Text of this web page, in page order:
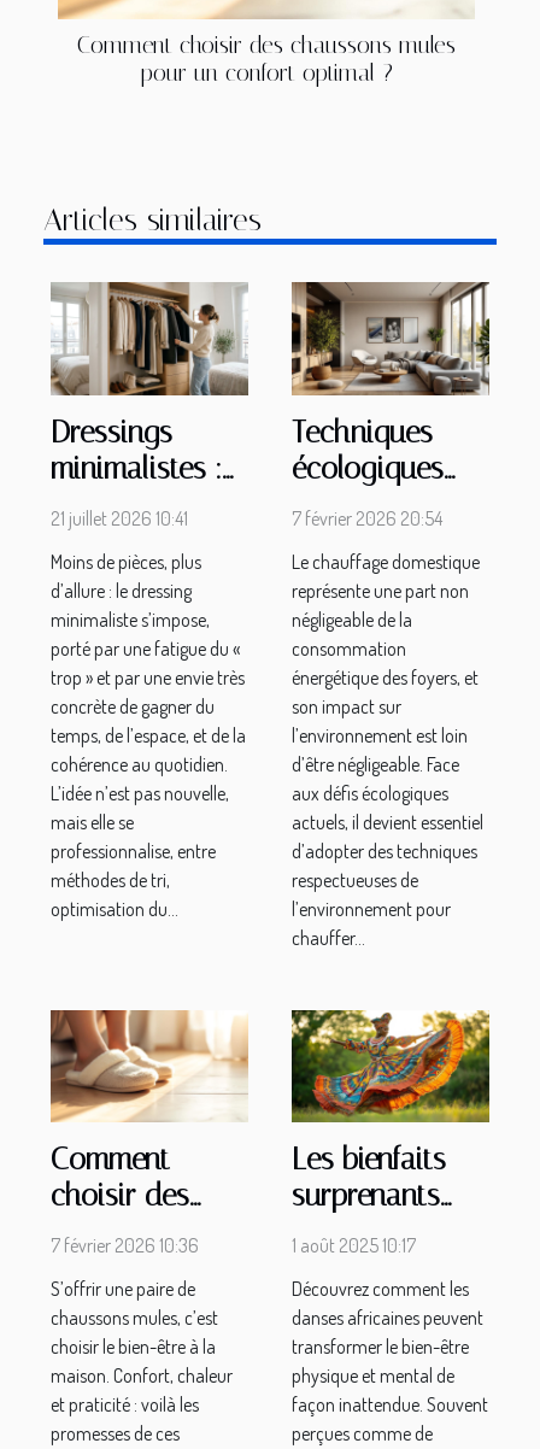
Comment choisir des chaussons mules
pour un confort optimal ?
Articles similaires
Dressings
minimalistes :
pourquoi moins
d’affaires peut
rimer avec plus
d’élégance
21 juillet 2026 10:41
Moins de pièces, plus
d’allure : le dressing
minimaliste s’impose,
porté par une fatigue du «
trop » et par une envie très
concrète de gagner du
temps, de l’espace, et de la
cohérence au quotidien.
L’idée n’est pas nouvelle,
mais elle se
professionnalise, entre
méthodes de tri,
optimisation du...
Techniques
écologiques
pour un
domestique
efficace
7 février 2026 20:54
Le chauffage domestique
représente une part non
négligeable de la
consommation
énergétique des foyers, et
son impact sur
l’environnement est loin
d’être négligeable. Face
aux défis écologiques
actuels, il devient essentiel
d’adopter des techniques
respectueuses de
l’environnement pour
chauffer...
Comment
choisir des
chaussons
confort optimal
?
7 février 2026 10:36
S’offrir une paire de
chaussons mules, c’est
choisir le bien-être à la
maison. Confort, chaleur
et praticité : voilà les
promesses de ces
Les bienfaits
surprenants
des danses
le bien-être
1 août 2025 10:17
Découvrez comment les
danses africaines peuvent
transformer le bien-être
physique et mental de
façon inattendue. Souvent
perçues comme de